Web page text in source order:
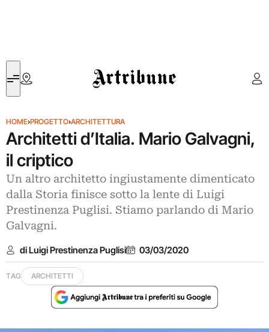
Artribune
HOME›PROGETTO›ARCHITETTURA
Architetti d’Italia. Mario Galvagni,
il criptico
Un altro architetto ingiustamente dimenticato
dalla Storia finisce sotto la lente di Luigi
Prestinenza Puglisi. Stiamo parlando di Mario
Galvagni.
di Luigi Prestinenza Puglisi 03/03/2020
TAG ARCHITETTI